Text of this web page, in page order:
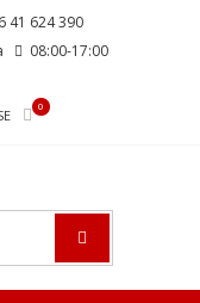
41 624 390
08:00-17:00
0